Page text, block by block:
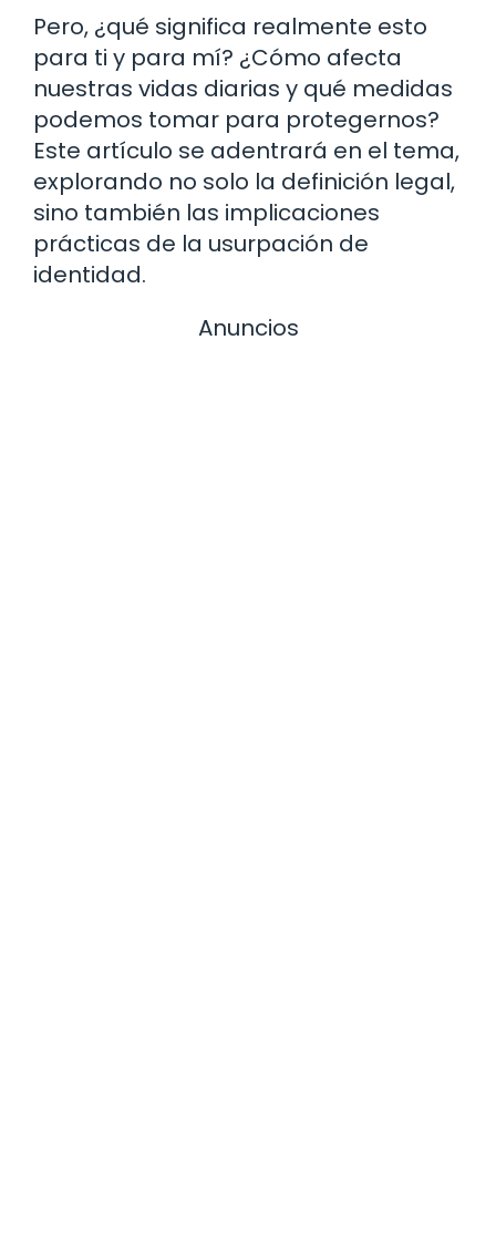
Pero, ¿qué significa realmente esto
para ti y para mí? ¿Cómo afecta
nuestras vidas diarias y qué medidas
podemos tomar para protegernos?
Este artículo se adentrará en el tema,
explorando no solo la definición legal,
sino también las implicaciones
prácticas de la usurpación de
identidad.
Anuncios